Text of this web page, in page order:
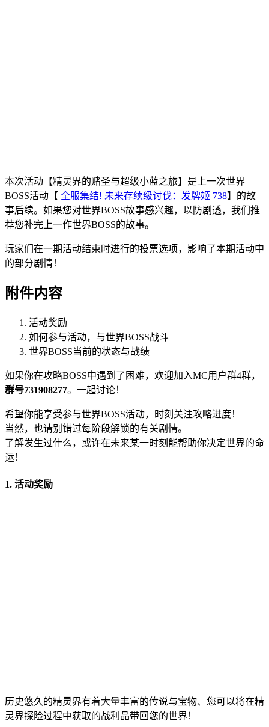
本次活动【精灵界的赌圣与超级小蓝之旅】是上一次世界
BOSS活动【 全服集结! 未来存续级讨伐：发牌姬 738】的故
事后续。如果您对世界BOSS故事感兴趣，以防剧透，我们推
荐您补完上一作世界BOSS的故事。
玩家们在一期活动结束时进行的投票选项，影响了本期活动中
的部分剧情！
附件内容
活动奖励
如何参与活动，与世界BOSS战斗
世界BOSS当前的状态与战绩
如果你在攻略BOSS中遇到了困难，欢迎加入MC用户群4群，
群号731908277。一起讨论！
希望你能享受参与世界BOSS活动，时刻关注攻略进度！
当然，也请别错过每阶段解锁的有关剧情。
了解发生过什么，或许在未来某一时刻能帮助你决定世界的命
运！
1. 活动奖励
历史悠久的精灵界有着大量丰富的传说与宝物、您可以将在精
灵界探险过程中获取的战利品带回您的世界！